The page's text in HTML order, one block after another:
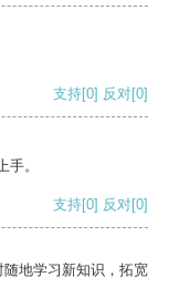
支持[0] 反对[0]
。
支持[0] 反对[0]
地学习新知识，拓宽